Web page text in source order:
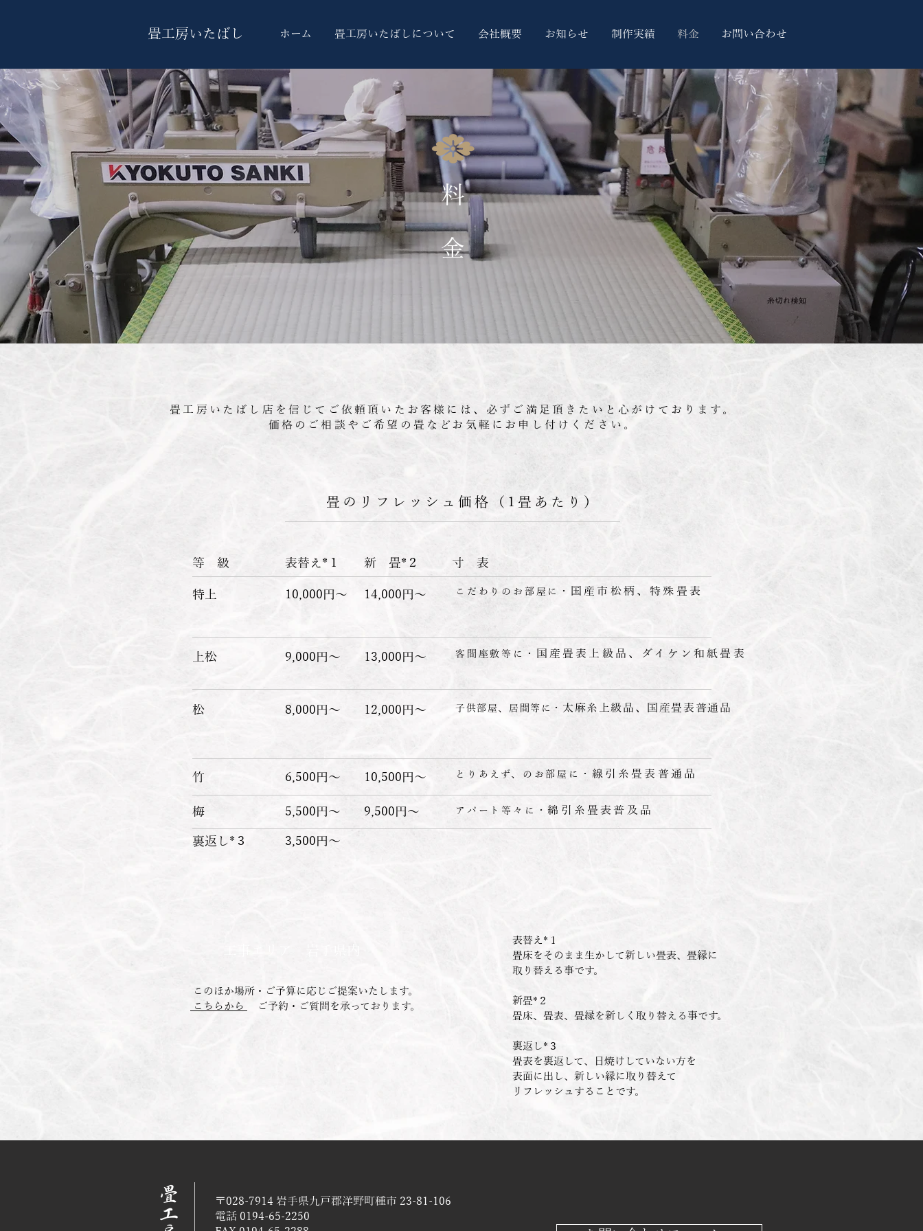
畳工房いたばし ホーム 畳工房いたばしについて 会社概要 お知らせ 制作実績 料金 お問い合わせ
​料 金
畳工房いたばし店を信じてご依頼頂いたお客様には、必ずご満足頂きたいと心がけております。
価格のご相談やご希望の畳などお気軽にお申し付けください。
畳のリフレッシュ価格（1畳あたり）
​等 級 ​表替え*１ ​新 畳*２ ​寸 表
​特上 10,000円〜 14,000円〜 こだわりのお部屋に・ 国産市松柄、特殊畳表
​上松 9,000円〜 13,000円〜 客間座敷等に・ 国産畳表上級品、ダイケン和紙畳表
​松 8,000円〜 12,000円〜 子供部屋、居間等に・ 太麻糸上級品、国産畳表普通品
​竹 6,500円〜 10,500円〜 ​とりあえず、のお部屋に・ 線引糸畳表普通品
​梅 5,500円〜 9,500円〜 アパート等々に・綿引糸畳表普及品
裏返し*３ 3,500円〜
このほか場所・ご予算に応じご提案いたします。
こちらから
ご予約・ご質問を承っております。
表替え*１
畳床をそのまま生かして新しい畳表、畳縁に
取り替える事です。
新畳*２
畳床、畳表、畳縁を新しく取り替える事です。
裏返し*３
畳表を裏返して、日焼けしていない方を
表面に出し、新しい縁に取り替えて
リフレッシュすることです。
〒028-7914 岩手県九戸郡洋野町種市 23-81-106
電話 0194-65-2250